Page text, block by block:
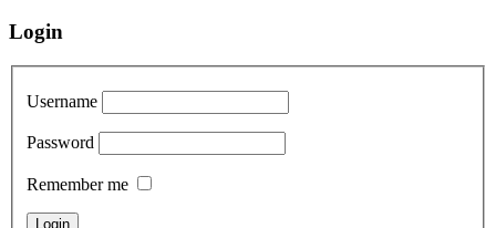
Login
Username
Password
Remember me